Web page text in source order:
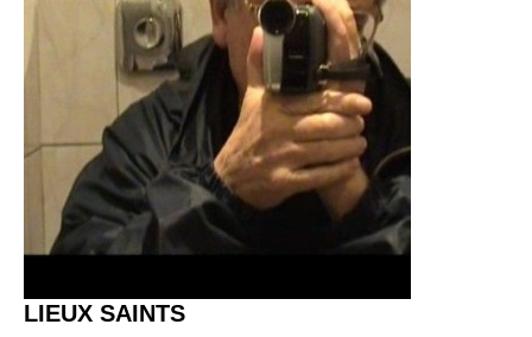
LIEUX SAINTS